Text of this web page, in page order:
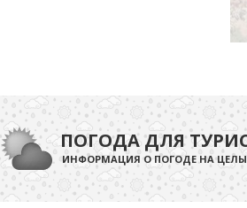
ПОГОДА ДЛЯ
ИНФОРМАЦИЯ О ПОГОДЕ НА